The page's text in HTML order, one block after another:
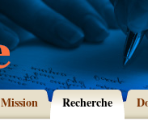
Mission Recherche